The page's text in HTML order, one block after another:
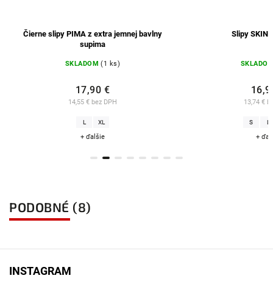
slipy PIMA z extra jemnej bavlny
SKLADOM (1 ks)
14,55 € bez DPH
17,90 €
Slipy SKIN SLIP
SKLADOM (6 ks)
13,74 € bez DPH
16,90 €
PODOBNÉ (8)
INSTAGRAM